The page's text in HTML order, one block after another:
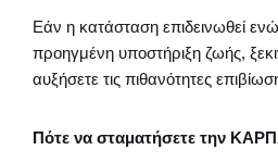
Εάν η κατάσταση επιδεινωθεί
προηγμένη υποστήριξη ζωής,
αυξήσετε τις πιθανότητες
Πότε να σταματήσετε την